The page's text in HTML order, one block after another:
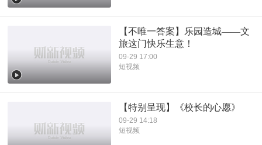
【不唯一答案】乐园造城——文
旅这门快乐生意！
09-29 17:00
短视频
【特别呈现】《校长的心愿》
09-29 14:18
短视频